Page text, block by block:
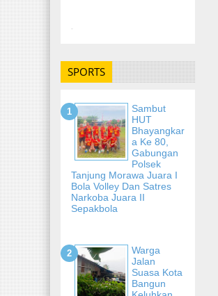
-
SPORTS
Sambut
HUT
Bhayangkar
A Ke 80,
Gabungan
Polsek
Tanjung Morawa Juara I
Bola Volley Dan Satres
Narkoba Juara II
Sepakbola
Warga
Jalan
Suasa Kota
Bangun